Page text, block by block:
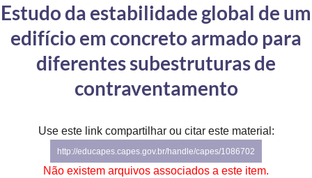
Controladoria-Geral da União
Gabinete de Segurança Institucional
Advocacia-Geral da União
Estudo da estabilidade global de um
edifício em concreto armado para
diferentes subestruturas de
contraventamento
Use este link compartilhar ou citar este material:
http://educapes.capes.gov.br/handle/capes/1086702
Não existem arquivos associados a este item.